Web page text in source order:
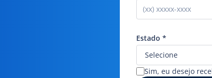
Estado *
Sim, eu desejo